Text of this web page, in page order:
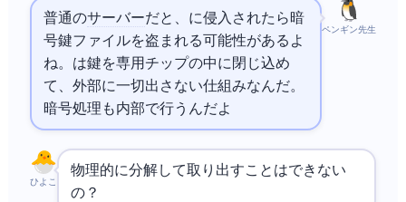
ペンギン先生
普通のサーバーだと、OSに侵入されたら暗
号鍵ファイルを盗まれる可能性があるよ
ね。HSMは鍵を専用チップの中に閉じ込め
て、外部に一切出さない仕組みなんだ。
暗号処理もHSM内部で行うんだよ
ひよこ
物理的に分解して取り出すことはできない
の？